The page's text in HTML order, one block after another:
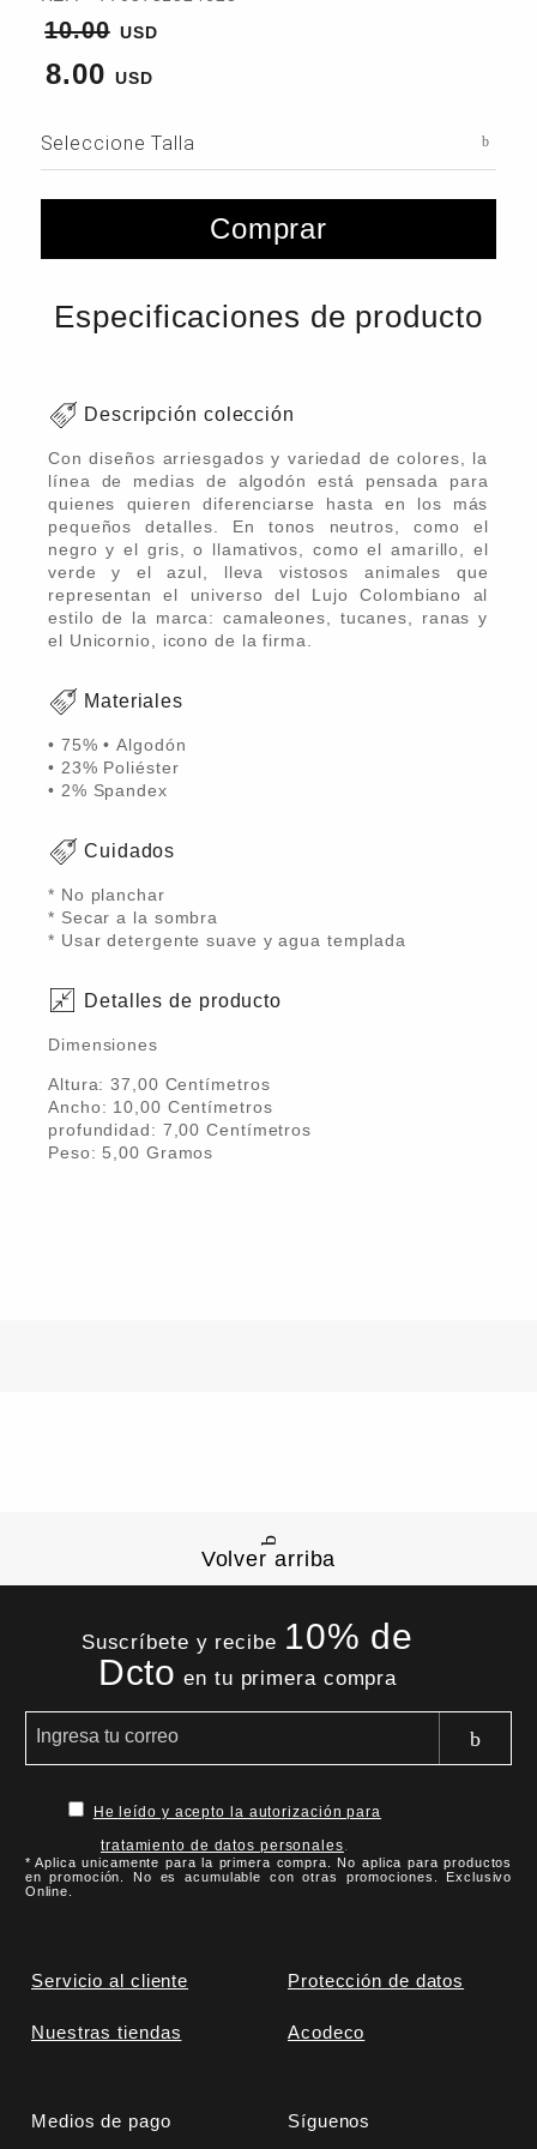
10.00
8.00
Seleccione Talla
Comprar
Especificaciones de producto
Descripción colección
Con diseños arriesgados y variedad de colores, la
línea de medias de algodón está pensada para
quienes quieren diferenciarse hasta en los más
pequeños detalles. En tonos neutros, como el
negro y el gris, o llamativos, como el amarillo, el
verde y el azul, lleva vistosos animales que
representan el universo del Lujo Colombiano al
estilo de la marca: camaleones, tucanes, ranas y
el Unicornio, icono de la firma.
Materiales
• 75% • Algodón
• 23% Poliéster
• 2% Spandex
Cuidados
* No planchar
* Secar a la sombra
* Usar detergente suave y agua templada
Detalles de producto
Dimensiones
Altura:37,00 Centímetros
Ancho: 10,00 Centímetros
profundidad: 7,00 Centímetros
Peso: 5,00 Gramos
Volver arriba
Suscríbete y recibe 10% de
Dcto en tu primera compra
He leído y acepto la autorización para
tratamiento de datos personales.
* Aplica unicamente para la primera compra. No aplica para productos
en promoción. No es acumulable con otras promociones. Exclusivo
Online.
Servicio al cliente Protección de datos
Nuestras tiendas Acodeco
Medios de pago Síguenos